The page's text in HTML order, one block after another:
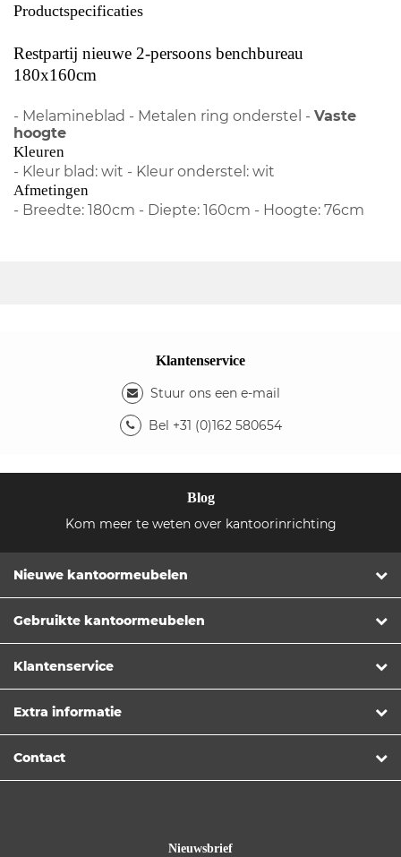
Productspecificaties
Restpartij nieuwe 2-persoons benchbureau
180x160cm
- Melamineblad - Metalen ring onderstel - Vaste
hoogte
Kleuren
- Kleur blad: wit - Kleur onderstel: wit
Afmetingen
- Breedte: 180cm - Diepte: 160cm - Hoogte: 76cm
Klantenservice
Stuur ons een e-mail
Bel +31 (0)162 580654
Blog
Kom meer te weten over kantoorinrichting
Nieuwe kantoormeubelen
Gebruikte kantoormeubelen
Klantenservice
Extra informatie
Contact
Nieuwsbrief